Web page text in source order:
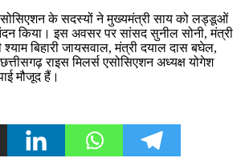
एसोसिएशन के सदस्यों ने मुख्यमंत्री साय को लड्डूओं
किया। इस अवसर पर सांसद सुनील सोनी, मंत्री
बिहारी जायसवाल, मंत्री दयाल दास बघेल,
राइस मिलर्स एसोसिएशन अध्यक्ष योगेश
मौजूद हैं।